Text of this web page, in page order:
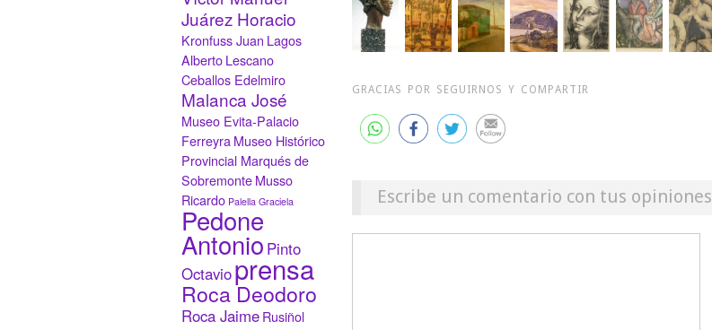
Juárez Horacio
Kronfuss Juan Lagos
AlbertoLescano
Ceballos Edelmiro
Malanca José
Museo Evita-Palacio
FerreyraMuseo Histórico
Provincial Marqués de
SobremonteMusso
Ricardo Palella Graciela
Pedone
Antonio Pinto
Octavioprensa
Roca Deodoro
Roca JaimeRusiñol
GRACIAS POR SEGUIRNOS Y COMPARTIR
Escribe un comentario con tus opiniones